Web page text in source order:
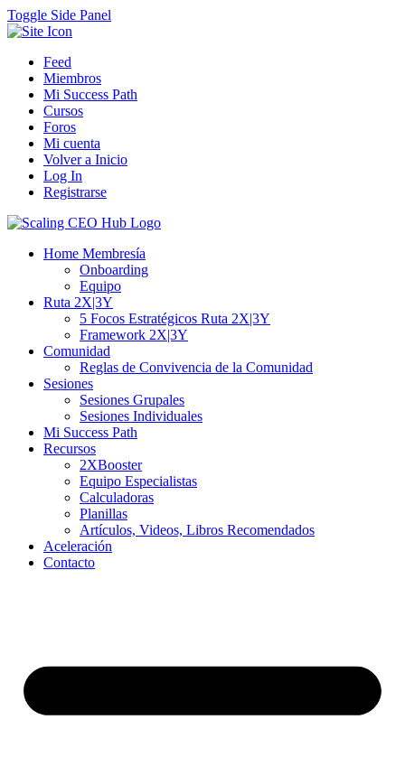
Toggle Side Panel
Feed
Miembros
Mi Success Path
Cursos
Foros
Mi cuenta
Volver a Inicio
Log In
Registrarse
Home Membresía
Onboarding
Equipo
Ruta 2X|3Y
5 Focos Estratégicos Ruta 2X|3Y
Framework 2X|3Y
Comunidad
Reglas de Convivencia de la Comunidad
Sesiones
Sesiones Grupales
Sesiones Individuales
Mi Success Path
Recursos
2XBooster
Equipo Especialistas
Calculadoras
Planillas
Artículos, Videos, Libros Recomendados
Aceleración
Contacto